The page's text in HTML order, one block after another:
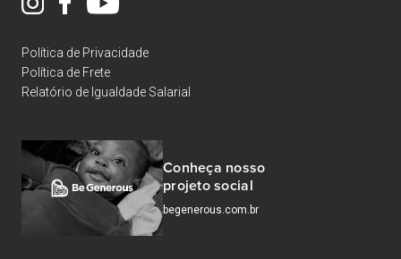
Política de Privacidade
Política de Frete
Relatório de Igualdade Salarial
Conheça nosso
projeto social
begenerous.com.br